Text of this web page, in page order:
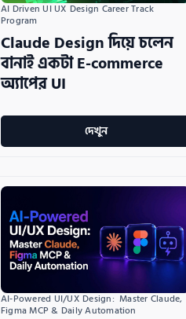
AI Driven UI UX Design Career Track
Program
Claude Design দিয়ে চলেন
বানাই একটা E-commerce
অ্যাপের UI
দেখুন
AI-Powered UI/UX Design:  Master Claude,
Figma MCP & Daily Automation